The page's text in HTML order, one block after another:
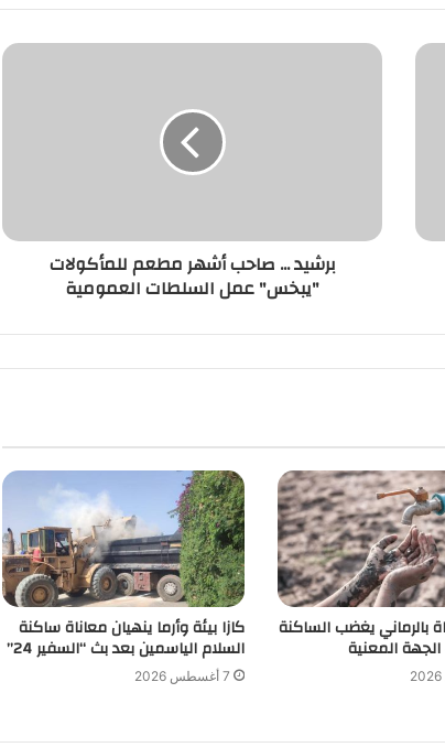
برشيد
السلطات
العموميةبرشيد ... صاحب أشهر مطعم للمأكولات
"يبخس" عمل السلطات العمومية
بالرماني يغضب الساكنة
المعنية
كازا بيئة وأرما ينهيان معاناة ساكنة
السلام الياسمين بعد بث “السفير 24”
7 أغسطس 2026